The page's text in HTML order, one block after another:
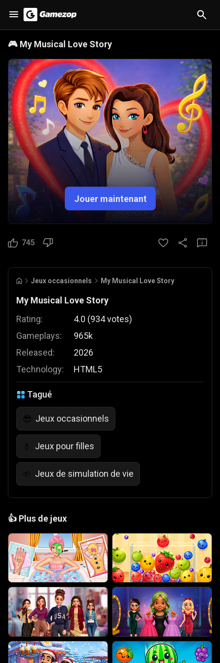
🎮 My Musical Love Story
Jouer maintenant
745
Jeux occasionnels My Musical Love Story
My Musical Love Story
Rating:
Gameplays:
Released:
Technology:
4.0 (934votes)
965k
2026
HTML5
Tagué
😎 Jeux occasionnels
💄 Jeux pour filles
🌱 Jeux de simulation de vie
👍 Plus de jeux